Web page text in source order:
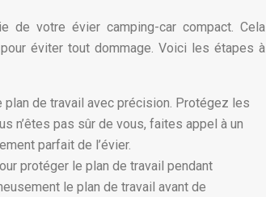
de votre évier camping-car compact. Cela
éviter tout dommage. Voici les étapes à
de travail avec précision. Protégez les
n’êtes pas sûr de vous, faites appel à un
parfait de l’évier.
protéger le plan de travail pendant
le plan de travail avant de